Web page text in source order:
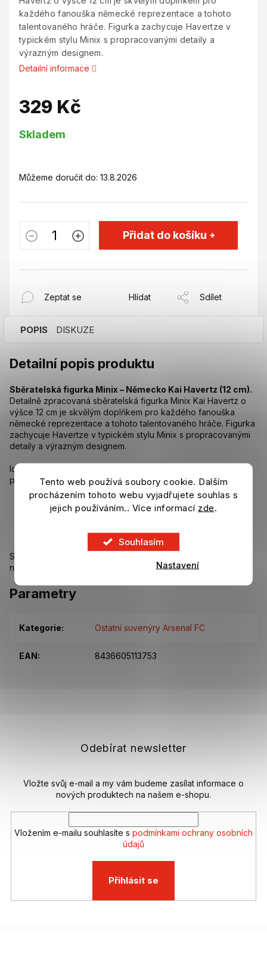
Tento web používá soubory cookie. Dalším
procházením tohoto webu vyjadřujete souhlas s
jejich používáním.. Více informací zde.
Souhlasím
Nastavení
každého fanouška německé reprezentace a tohoto
talentovaného hráče. Figurka zachycuje Havertze v
typickém stylu Minix s propracovanými detaily a
výrazným designem.
Detailní informace
329 Kč
cena:
Skladem
Můžeme doručit do: 13.8.2026
Přidat do košíku
Zeptat se Hlídat Sdílet
POPIS DISKUZE
Detailní popis produktu
Sběratelská figurka Minix – Německo Kai Havertz (12 cm).
Detailně zpracovaná sběratelská figurka Minix Kai Havertz o
výšce 12 cm je skvělým doplňkem pro každého fanouška
německé reprezentace a tohoto talentovaného hráče. Figurka
zachycuje Havertze v typickém stylu Minix s propracovanými
detaily a výrazným designem.
Ideální jako dekorace, součást sbírky nebo originální dárek
pro příznivce fotbalu.
Sběratelská figurka Kai Havertz – Německo
Výška 12 cm
Perfektní dárek pro fanoušky a sběratele
Skvělý kousek, který ozdobí sbírku každého fanouška
německého fotbalu.
Parametry
Kategorie: Ostatní suvenýry Arsenal FC
EAN: 8436605113753
Odebírat newsletter
Vložte svůj e-mail a my vám budeme zasílat informace o
nových produktech na našem e-shopu.
Vložením e-mailu souhlasíte s podmínkami ochrany osobních
údajů
Přihlásit se